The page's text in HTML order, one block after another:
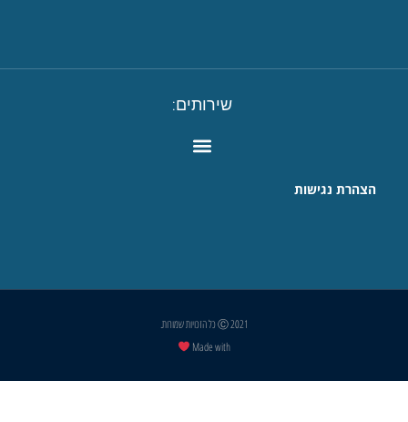
שירותים:
הצהרת נגישות
Ⓒ 2021 כל הזכויות שמורות.
Made with